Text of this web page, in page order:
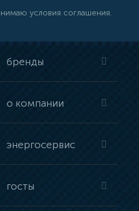
условия соглашения.
бренды
о компании
энергосервис
госты